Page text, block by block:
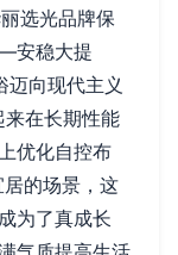
选光品牌保
安稳大提
迈向现代主义
在长期性能
优化自控布
的场景，这
为了真成长